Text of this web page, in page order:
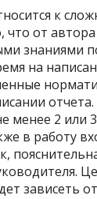
к
от автора
знаниями
на
менее 2 или 3
в работу
зависеть